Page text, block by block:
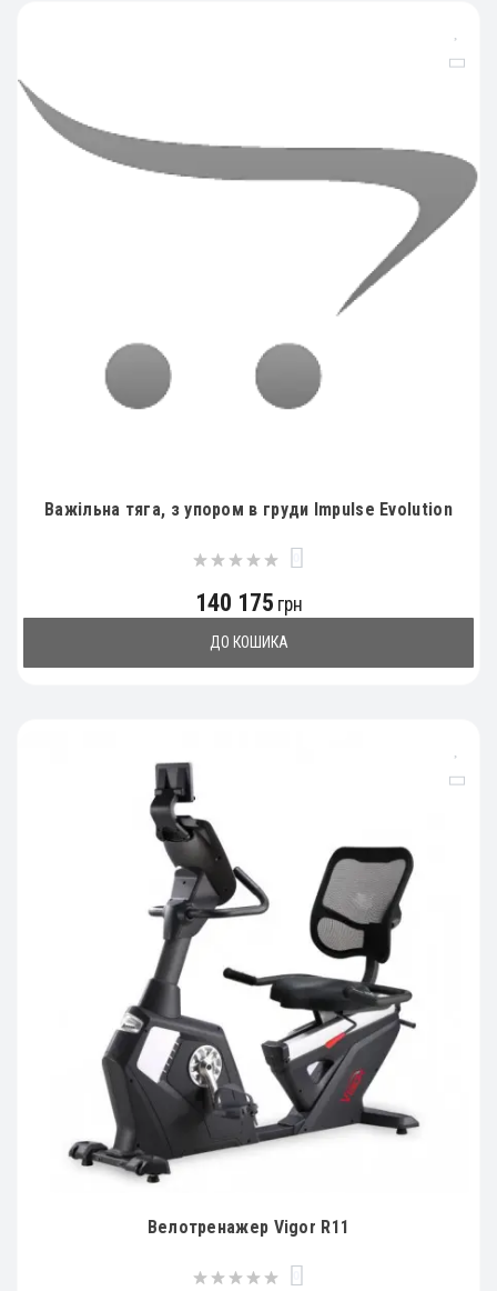
Важільна тяга, з упором в груди Impulse Evolution
140 175 грн
ДО КОШИКА
Велотренажер Vigor R11